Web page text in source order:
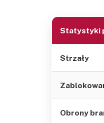
Statystyki
Strzały
Obrony